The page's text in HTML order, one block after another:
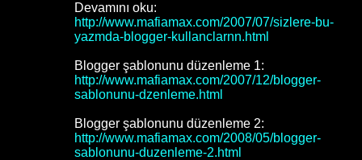
Devamını oku:
http://www.mafiamax.com/2007/07/sizlere-bu-
yazmda-blogger-kullanclarnn.html
Blogger şablonunu düzenleme 1:
http://www.mafiamax.com/2007/12/blogger-
sablonunu-dzenleme.html
Blogger şablonunu düzenleme 2:
http://www.mafiamax.com/2008/05/blogger-
sablonunu-duzenleme-2.html